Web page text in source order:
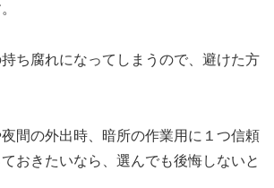
ち腐れになってしまうので、避けた方
間の外出時、暗所の作業用に１つ信頼
おきたいなら、選んでも後悔しないと